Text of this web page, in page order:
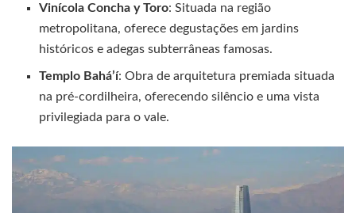
Vinícola Concha y Toro: Situada na região
metropolitana, oferece degustações em jardins
históricos e adegas subterrâneas famosas.
Templo Bahá’í: Obra de arquitetura premiada situada
na pré-cordilheira, oferecendo silêncio e uma vista
privilegiada para o vale.